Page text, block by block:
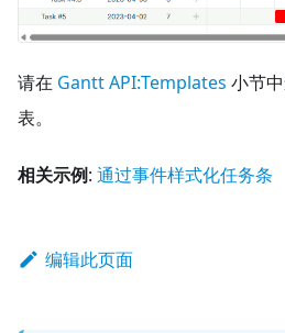
请在 Gantt API:Templates 小节
表。
相关示例: 通过事件样式化任务条
编辑此页面